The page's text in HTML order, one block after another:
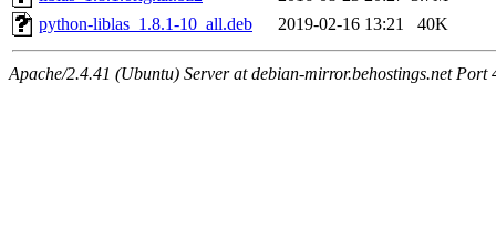
python-liblas_1.8.1-10_all.deb
2019-02-16 13:21 40K
Apache/2.4.41 (Ubuntu) Server at debian-mirror.behostings.net Port